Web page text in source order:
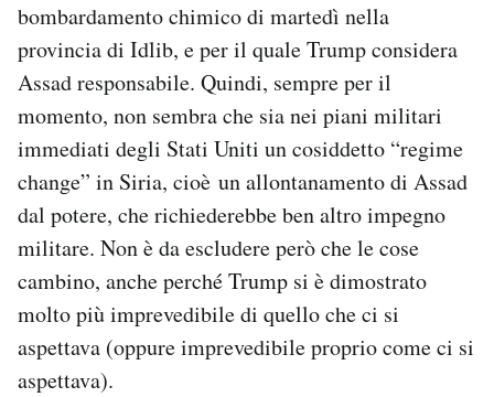
bombardamento chimico di martedì nella
provincia di Idlib, e per il quale Trump considera
Assad responsabile. Quindi, sempre per il
momento, non sembra che sia nei piani militari
immediati degli Stati Uniti un cosiddetto “regime
change” in Siria, cioè un allontanamento di Assad
dal potere, che richiederebbe ben altro impegno
militare. Non è da escludere però che le cose
cambino, anche perché Trump si è dimostrato
molto più imprevedibile di quello che ci si
aspettava (oppure imprevedibile proprio come ci si
aspettava).